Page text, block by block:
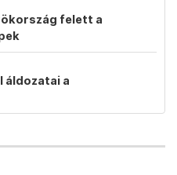
felett a
áldozatai a